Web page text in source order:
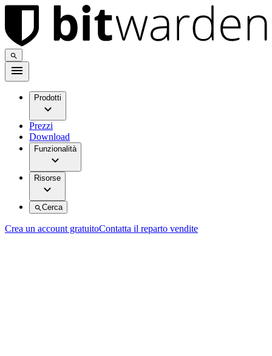
Prodotti
Prezzi
Download
Funzionalità
Risorse
Cerca
Crea un account gratuitoContatta il reparto vendite